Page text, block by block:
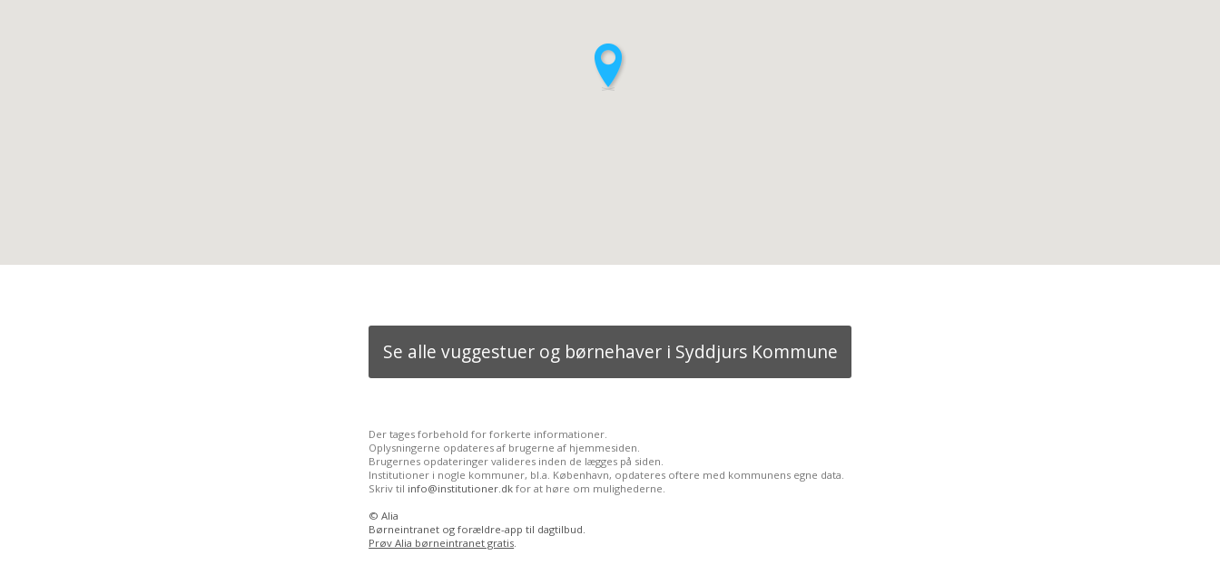
Se alle vuggestuer og børnehaver i Syddjurs Kommune
Der tages forbehold for forkerte informationer.
Oplysningerne opdateres af brugerne af hjemmesiden.
Brugernes opdateringer valideres inden de lægges på siden.
Institutioner i nogle kommuner, bl.a. København, opdateres oftere med kommunens egne data.
Skriv til info@institutioner.dk for at høre om mulighederne.
©Alia
Børneintranet og forældre-app til dagtilbud.
Prøv Alia børneintranet gratis